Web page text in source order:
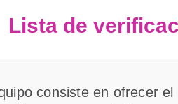
Lista de
consiste en ofrecer